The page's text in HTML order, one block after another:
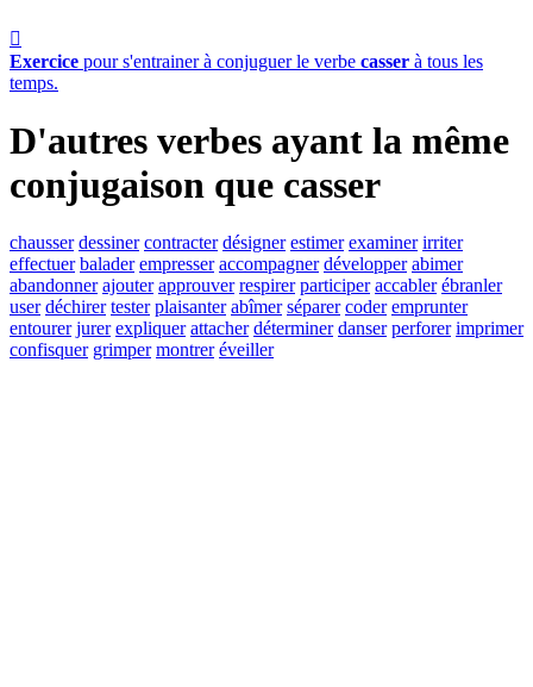

Exercice pour s'entrainer à conjuguer le verbe casser à tous les
temps.
D'autres verbes ayant la même
conjugaison que casser
chausser dessiner contracter désigner estimer examiner irriter
effectuer balader empresser accompagner développer abimer
abandonner ajouter approuver respirer participer accabler ébranler
user déchirer tester plaisanter abîmer séparer coder emprunter
entourer jurer expliquer attacher déterminer danser perforer imprimer
confisquer grimper montrer éveiller